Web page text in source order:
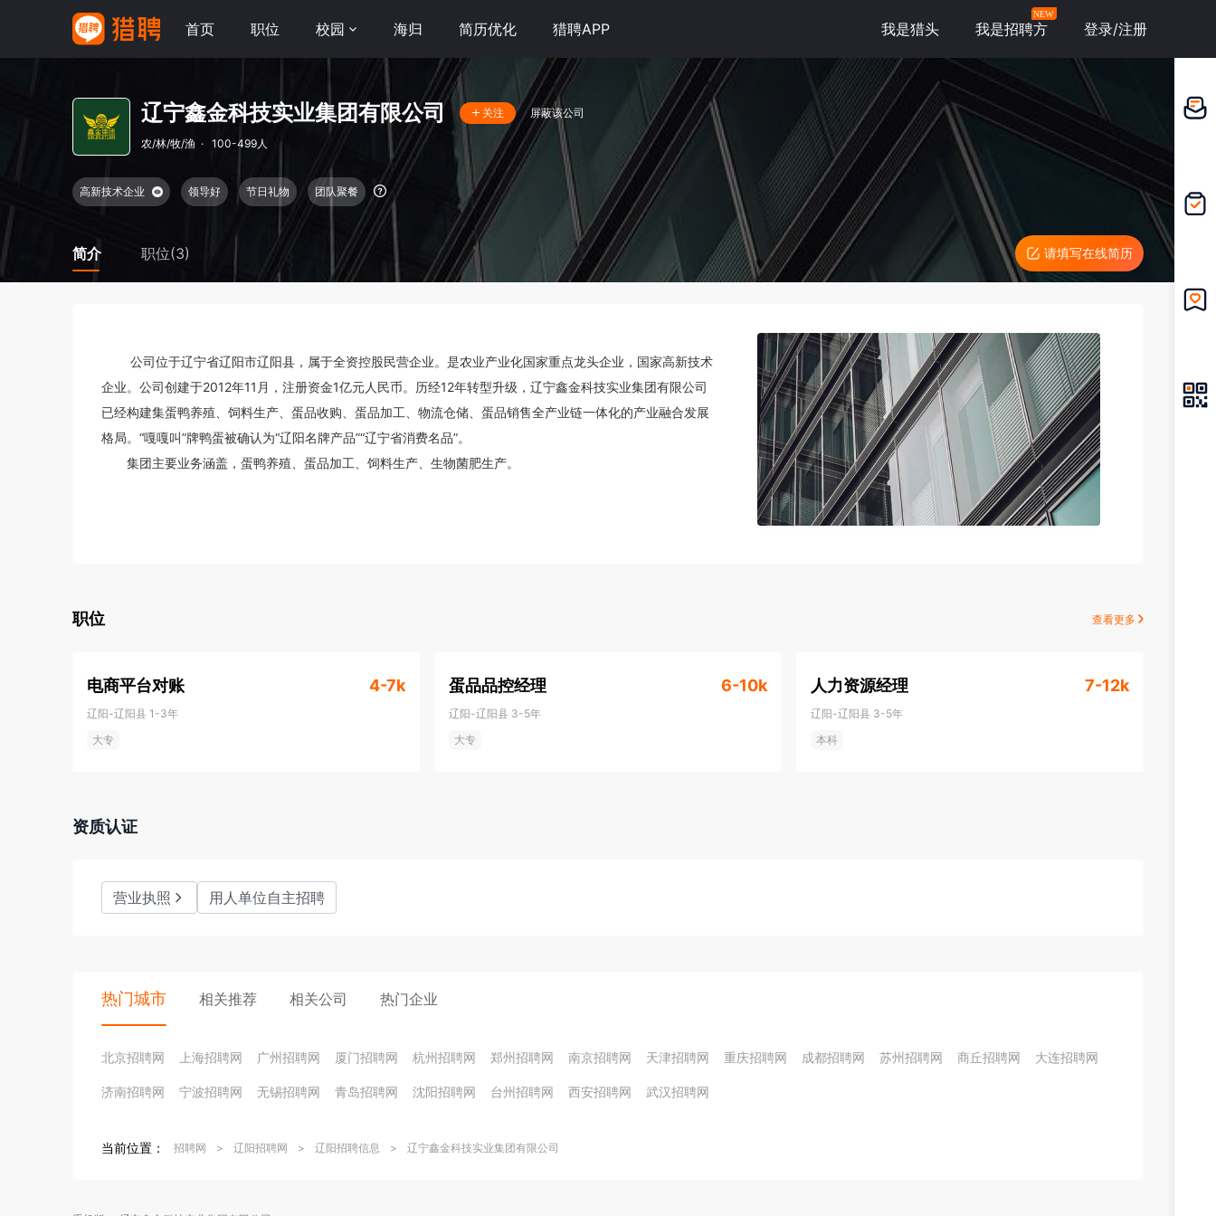
首页 职位 校园 海归 简历优化 猎聘APP 我是猎头 我是招聘方
NEW
登录/注册
辽宁鑫金科技实业集团有限公司 关注 屏蔽该公司
农/林/牧/渔 · 100-499人
高新技术企业 领导好 节日礼物 团队聚餐
简介 职位(3) 请填写在线简历
企业。公司创建于2012年11月，注册资金1亿元人民币。历经12年转型升级，辽宁鑫金科技实业集团有限公司
已经构建集蛋鸭养殖、饲料生产、蛋品收购、蛋品加工、物流仓储、蛋品销售全产业链一体化的产业融合发展
格局。“嘎嘎叫”牌鸭蛋被确认为“辽阳名牌产品”“辽宁省消费名品”。
       集团主要业务涵盖，蛋鸭养殖、蛋品加工、饲料生产、生物菌肥生产。
职位 查看更多
电商平台对账 4-7k
辽阳-辽阳县 1-3年
大专
蛋品品控经理 6-10k
辽阳-辽阳县 3-5年
大专
人力资源经理 7-12k
辽阳-辽阳县 3-5年
本科
资质认证
营业执照 用人单位自主招聘
热门城市 相关推荐 相关公司 热门企业
北京招聘网 上海招聘网 广州招聘网 厦门招聘网 杭州招聘网 郑州招聘网 南京招聘网 天津招聘网 重庆招聘网 成都招聘网 苏州招聘网 商丘招聘网 大连招聘网
济南招聘网 宁波招聘网 无锡招聘网 青岛招聘网 沈阳招聘网 台州招聘网 西安招聘网 武汉招聘网
当前位置： 招聘网 > 辽阳招聘网 > 辽阳招聘信息 > 辽宁鑫金科技实业集团有限公司